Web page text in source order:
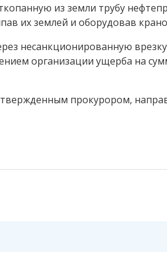
из земли трубу
их землей и оборудовав
несанкционированную
организации ущерба на
прокурором,